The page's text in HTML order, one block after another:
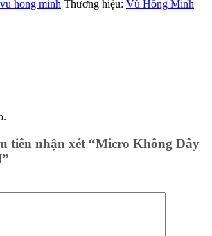
hong minh Thương hiệu: Vũ Hồng Minh
tiên nhận xét “Micro Không Dây